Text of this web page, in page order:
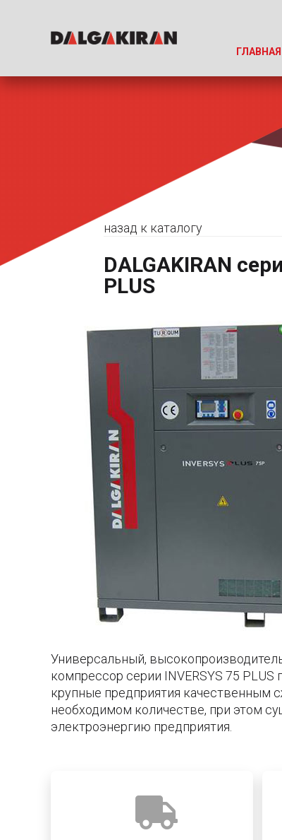
ГЛАВНАЯ
назад к каталогу
DALGAKIRAN
PLUS
Универсальный,
компрессор серии INVERSYS 75 PLUS
крупные предприятия качественным
необходимом количестве, при этом
электроэнергию предприятия.